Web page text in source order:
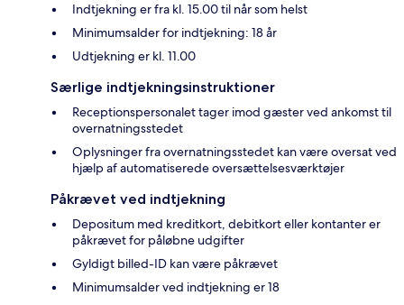
Indtjekning er fra kl. 15.00 til når som helst
Minimumsalder for indtjekning: 18 år
Udtjekning er kl. 11.00
Særlige indtjekningsinstruktioner
Receptionspersonalet tager imod gæster ved ankomst til
overnatningsstedet
Oplysninger fra overnatningsstedet kan være oversat ved
hjælp af automatiserede oversættelsesværktøjer
Påkrævet ved indtjekning
Depositum med kreditkort, debitkort eller kontanter er
påkrævet for påløbne udgifter
Gyldigt billed-ID kan være påkrævet
Minimumsalder ved indtjekning er 18